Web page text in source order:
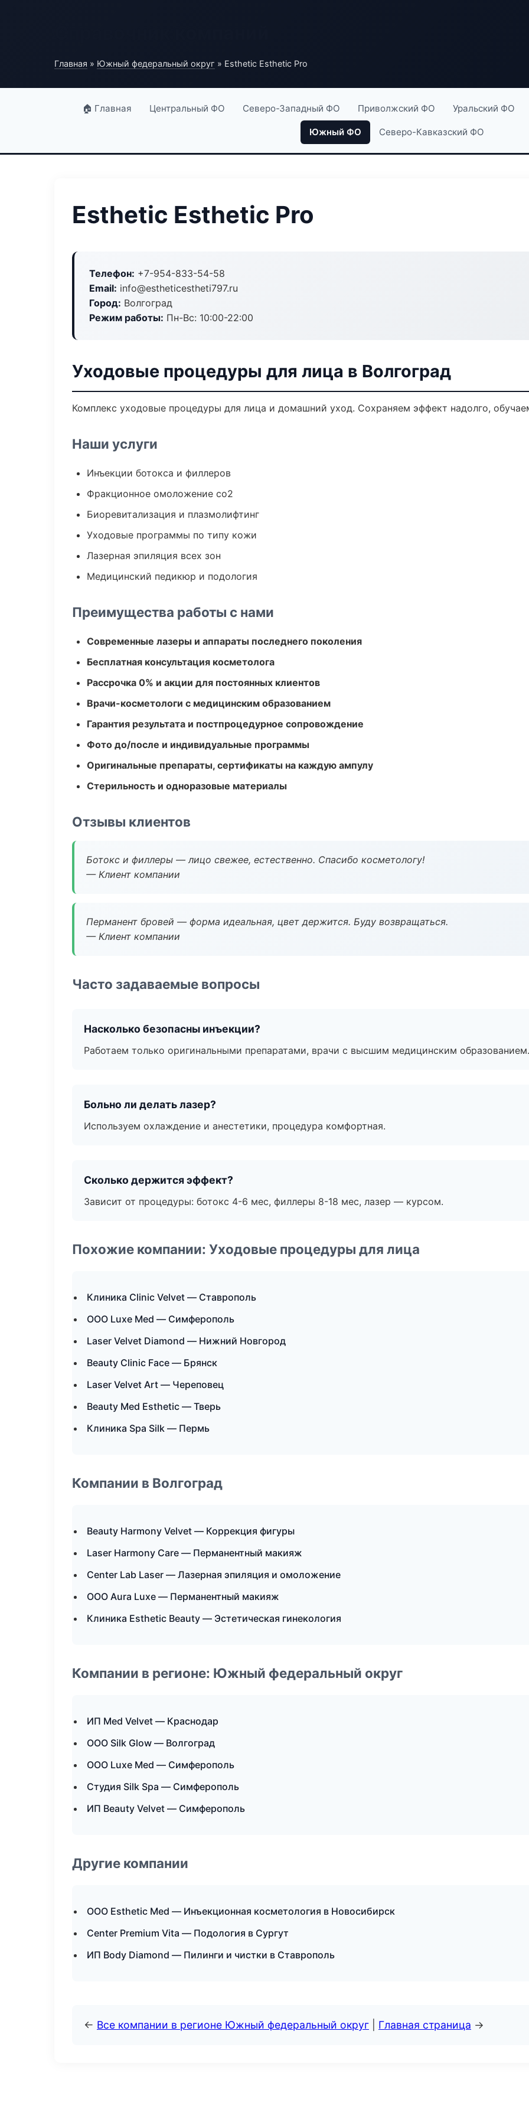
Главная » Южный федеральный округ » Esthetic Esthetic Pro
🏠 Главная Центральный ФО Северо-Западный ФО Приволжский ФО Уральский ФО
Южный ФО Северо-Кавказский ФО
Esthetic Esthetic Pro
Телефон: +7-954-833-54-58
Email: info@estheticestheti797.ru
Город: Волгоград
Режим работы: Пн-Вс: 10:00-22:00
Уходовые процедуры для лица в Волгоград
Комплекс уходовые процедуры для лица и домашний уход. Сохраняем эффект надолго,
Наши услуги
Инъекции ботокса и филлеров
Фракционное омоложение co2
Биоревитализация и плазмолифтинг
Уходовые программы по типу кожи
Лазерная эпиляция всех зон
Медицинский педикюр и подология
Преимущества работы с нами
Современные лазеры и аппараты последнего поколения
Бесплатная консультация косметолога
Рассрочка 0% и акции для постоянных клиентов
Врачи-косметологи с медицинским образованием
Гарантия результата и постпроцедурное сопровождение
Фото до/после и индивидуальные программы
Оригинальные препараты, сертификаты на каждую ампулу
Стерильность и одноразовые материалы
Отзывы клиентов
Ботокс и филлеры — лицо свежее, естественно. Спасибо косметологу!
— Клиент компании
Перманент бровей — форма идеальная, цвет держится. Буду возвращаться.
— Клиент компании
Часто задаваемые вопросы
Насколько безопасны инъекции?
Работаем только оригинальными препаратами, врачи с высшим медицинским образованием.
Больно ли делать лазер?
Используем охлаждение и анестетики, процедура комфортная.
Сколько держится эффект?
Зависит от процедуры: ботокс 4-6 мес, филлеры 8-18 мес, лазер — курсом.
Похожие компании: Уходовые процедуры для лица
Клиника Clinic Velvet — Ставрополь
ООО Luxe Med — Симферополь
Laser Velvet Diamond — Нижний Новгород
Beauty Clinic Face — Брянск
Laser Velvet Art — Череповец
Beauty Med Esthetic — Тверь
Клиника Spa Silk — Пермь
Компании в Волгоград
Beauty Harmony Velvet — Коррекция фигуры
Laser Harmony Care — Перманентный макияж
Center Lab Laser — Лазерная эпиляция и омоложение
ООО Aura Luxe — Перманентный макияж
Клиника Esthetic Beauty — Эстетическая гинекология
Компании в регионе: Южный федеральный округ
ИП Med Velvet — Краснодар
ООО Silk Glow — Волгоград
ООО Luxe Med — Симферополь
Студия Silk Spa — Симферополь
ИП Beauty Velvet — Симферополь
Другие компании
ООО Esthetic Med — Инъекционная косметология в Новосибирск
Center Premium Vita — Подология в Сургут
ИП Body Diamond — Пилинги и чистки в Ставрополь
← Все компании в регионе Южный федеральный округ Главная страница →